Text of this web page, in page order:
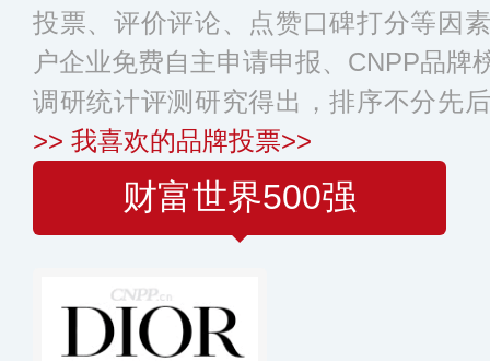
投票、评价评论、点赞口碑打分等因
户企业免费自主申请申报、CNPP品牌
调研统计评测研究得出，排序不分先
>> 我喜欢的品牌投票>>
财富世界500强